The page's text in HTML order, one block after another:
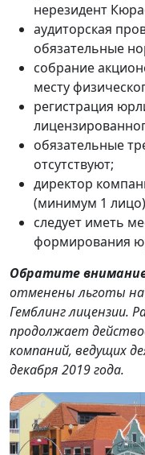
нерезидент
аудиторская
обязательные
собрание
месту
регистрация
обязательные
отсутствуют;
директор
(минимум 1
следует иметь
формирования
Обратите
отменены льготы на
Гемблинг лицензии.
продолжает
компаний, ведущих
декабря 2019 года.